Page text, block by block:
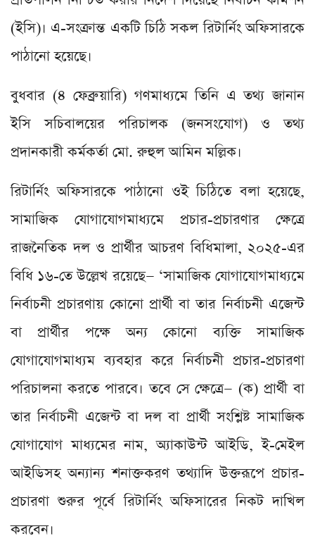
(ইসি)। এ-সংক্রান্ত একটি চিঠি সকল রিটার্নিং অফিসারকে
পাঠানো হয়েছে।
বুধবার (৪ ফেব্রুয়ারি) গণমাধ্যমে তিনি এ তথ্য জানান
ইসি সচিবালয়ের পরিচালক (জনসংযোগ) ও তথ্য
প্রদানকারী কর্মকর্তা মো. রুহুল আমিন মল্লিক।
রিটার্নিং অফিসারকে পাঠানো ওই চিঠিতে বলা হয়েছে,
সামাজিক যোগাযোগমাধ্যমে প্রচার-প্রচারণার ক্ষেত্রে
রাজনৈতিক দল ও প্রার্থীর আচরণ বিধিমালা, ২০২৫-এর
বিধি ১৬-তে উল্লেখ রয়েছে— ‘সামাজিক যোগাযোগমাধ্যমে
নির্বাচনী প্রচারণায় কোনো প্রার্থী বা তার নির্বাচনী এজেন্ট
বা প্রার্থীর পক্ষে অন্য কোনো ব্যক্তি সামাজিক
যোগাযোগমাধ্যম ব্যবহার করে নির্বাচনী প্রচার-প্রচারণা
পরিচালনা করতে পারবে। তবে সে ক্ষেত্রে— (ক) প্রার্থী বা
তার নির্বাচনী এজেন্ট বা দল বা প্রার্থী সংশ্লিষ্ট সামাজিক
যোগাযোগ মাধ্যমের নাম, অ্যাকাউন্ট আইডি, ই-মেইল
আইডিসহ অন্যান্য শনাক্তকরণ তথ্যাদি উক্তরূপে প্রচার-
প্রচারণা শুরুর পূর্বে রিটার্নিং অফিসারের নিকট দাখিল
করবেন।